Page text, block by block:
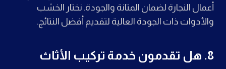
أعمال النجارة لضمان المتانة والجودة. نختار الخشب
والأدوات ذات الجودة العالية لتقديم أفضل النتائج.
8. هل تقدمون خدمة تركيب الأثاث